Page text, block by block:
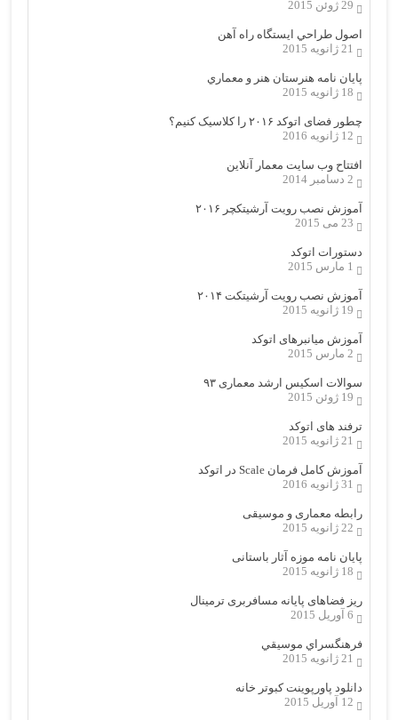
29 ژوئن 2015
اصول طراحي ایستگاه راه آهن
21 ژانویه 2015
پایان نامه هنرستان هنر و معماري
18 ژانویه 2015
چطور فضای اتوکد ۲۰۱۶ را کلاسیک کنیم؟
12 ژانویه 2016
افتتاح وب سایت معمار آنلاین
2 دسامبر 2014
آموزش نصب رویت آرشیتکچر ۲۰۱۶
23 می 2015
دستورات اتوکد
1 مارس 2015
آموزش نصب رویت آرشیتکت ۲۰۱۴
19 ژانویه 2015
آموزش میانبرهای اتوکد
2 مارس 2015
سوالات اسکیس ارشد معماری ۹۳
19 ژوئن 2015
ترفند های اتوکد
21 ژانویه 2015
آموزش کامل فرمان Scale در اتوکد
31 ژانویه 2016
رابطه معماری و موسیقی
22 ژانویه 2015
پایان نامه موزه آثار باستانی
18 ژانویه 2015
ریز فضاهای پایانه مسافربری ترمینال
6 آوریل 2015
فرهنگسراي موسيقي
21 ژانویه 2015
دانلود پاورپوینت کبوتر خانه
12 آوریل 2015